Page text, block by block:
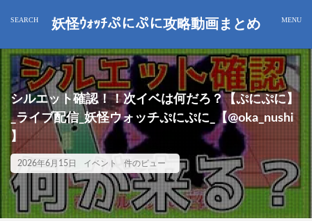
妖怪ｳｫｯﾁぷにぷに攻略動画まとめ
シルエット確認！！次イベは何だろ？【ぷにぷに】
_ライブ配信_妖怪ウォッチぷにぷに_【@oka_nushi
】
2026年6月15日 イベント 件のビュー